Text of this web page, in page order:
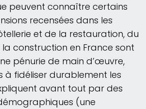
peuvent connaître certains
recensées dans les
et de la restauration, du
construction en France sont
pénurie de main d’œuvre,
à fidéliser durablement les
avant tout par des
(une